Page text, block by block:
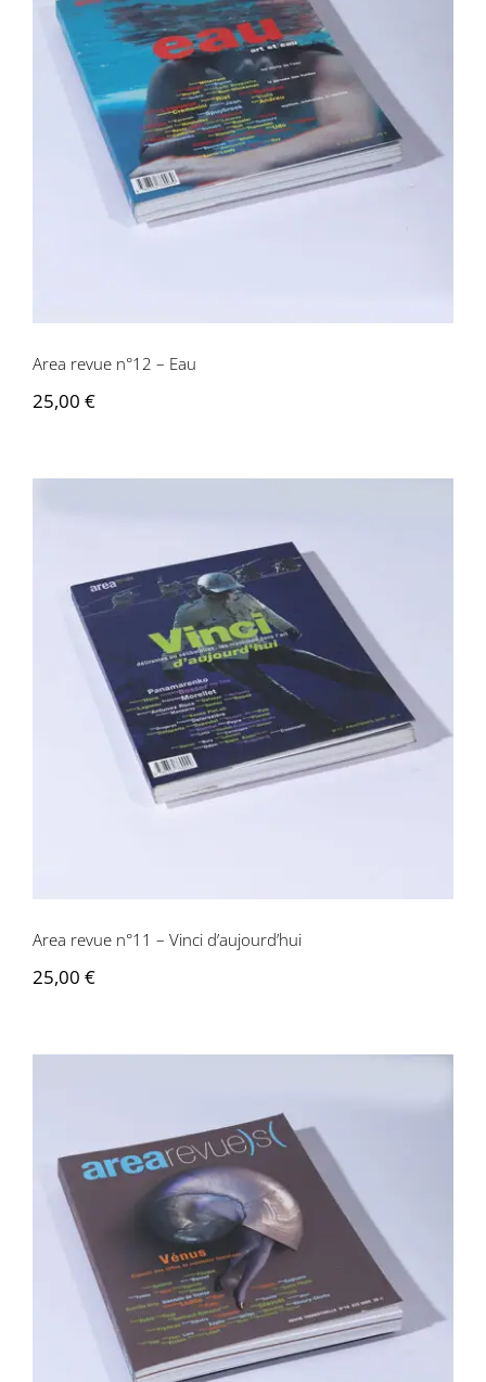
Area revue n°12 – Eau
Area revue n°12 – Eau
25,00 €
Area revue n°11 – Vinci d’aujourd’hui
Area revue n°11 – Vinci d’aujourd’hui
25,00 €
Area revue n°10 – Vénus,…